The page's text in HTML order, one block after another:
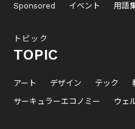
Sponsored
イベント 用語
トピック
TOPIC
アート デザイン テック
サーキュラーエコノミー
ウェ